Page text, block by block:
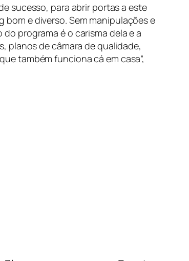
sucesso, para abrir portas a este
bom e diverso. Sem manipulações e
programa é o carisma dela e a
planos de câmara de qualidade,
também funciona cá em casa”,